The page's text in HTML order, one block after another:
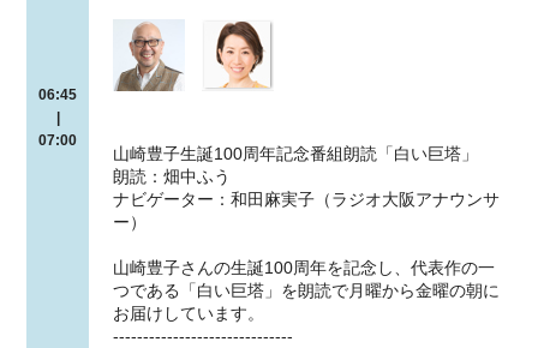
06:45
07:00
山崎豊子生誕100周年記念番組朗読「白い巨塔」
朗読：畑中ふう
ナビゲーター：和田麻実子（ラジオ大阪アナウンサ
ー）
山崎豊子さんの生誕100周年を記念し、代表作の一
つである「白い巨塔」を朗読で月曜から金曜の朝に
お届けしています。
------------------------------